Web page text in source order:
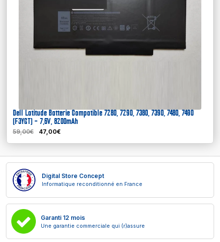
En savoir plus
Dell Latitude Batterie Compatible 7280, 7290, 7380, 7390, 7480, 7490
(F3YGT) – 7,6V, 8200mAh
59,00€ 47,00€
Digital Store Concept
Informatique reconditionné en France
Garanti 12 mois
Une garantie commerciale qui (r)assure